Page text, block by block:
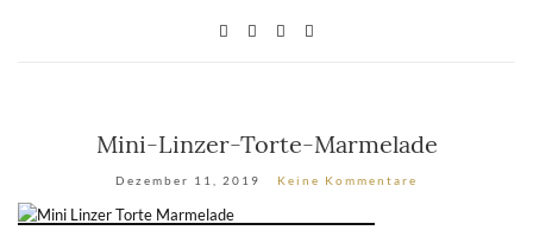
Mini-Linzer-Torte-Marmelade
Dezember 11, 2019 Keine Kommentare